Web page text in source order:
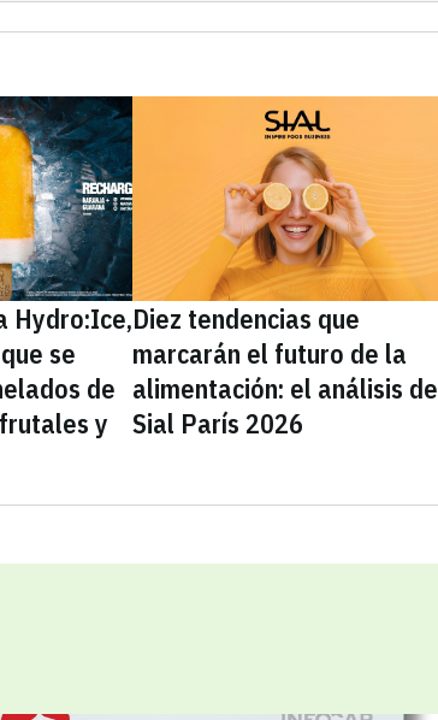
Hydro:Ice,
se
de
y
Diez tendencias que
marcarán el futuro de la
alimentación: el análisis de
Sial París 2026